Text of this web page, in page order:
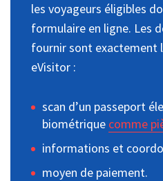
les voyageurs éligibles
formulaire en ligne. Les
fournir sont exactement
eVisitor :
scan d’un passeport
biométrique comme
informations et
moyen de paiement.